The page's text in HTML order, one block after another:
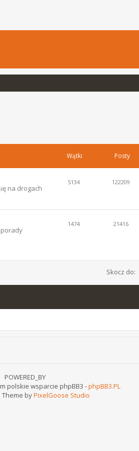
Wątki Posty
na drogach
5134 122209
1474 21416
Skocz do:
POWERED_BY
polskie wsparcie phpBB3 -phpBB3.PL
Theme byPixelGoose Studio